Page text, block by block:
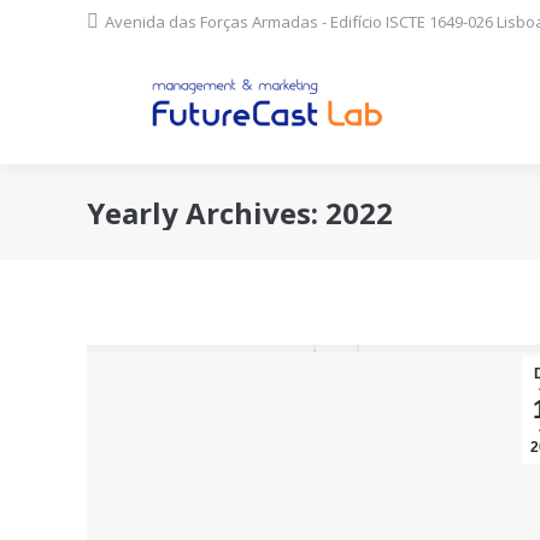
Avenida das Forças Armadas - Edifício ISCTE 1649-026
Yearly Archives: 2022